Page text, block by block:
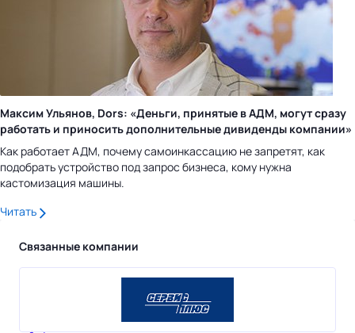
Максим Ульянов, Dors: «Деньги, принятые в АДМ, могут сразу
работать и приносить дополнительные дивиденды компании»
Как работает АДМ, почему самоинкассацию не запретят, как
подобрать устройство под запрос бизнеса, кому нужна
кастомизация машины.
Читать
Связанные компании